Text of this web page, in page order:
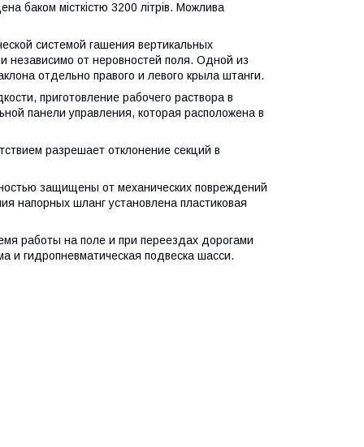
баком місткістю 3200 літрів. Можлива
системой гашения вертикальных
независимо от неровностей поля. Одной из
отдельно правого и левого крыла штанги.
приготовление рабочего раствора в
панели управления, которая расположена в
разрешает отклонение секций в
защищены от механических повреждений
напорных шланг установлена пластиковая
работы на поле и при переездах дорогами
и гидропневматическая подвеска шасси.